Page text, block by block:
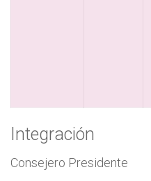
Integración
Consejero Presidente